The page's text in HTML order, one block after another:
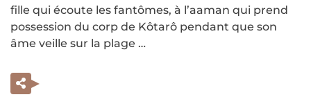
fille qui écoute les fantômes, à l’aaman qui prend
possession du corp de Kôtarô pendant que son
âme veille sur la plage …